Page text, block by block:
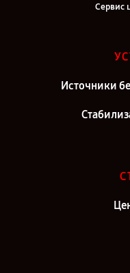
Сервис
Источники